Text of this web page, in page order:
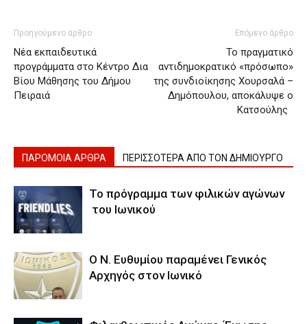
Προηγούμενο άρθρο
Νέα εκπαιδευτικά
προγράμματα στο Κέντρο Δια
Βίου Μάθησης του Δήμου
Πειραιά
Επόμενο άρθρο
Το πραγματικό
αντιδημοκρατικό «πρόσωπο»
της συνδιοίκησης Χουρσαλά –
Δημόπουλου, αποκάλυψε ο
Κατσούλης
ΠΑΡΟΜΟΙΑ ΑΡΘΡΑ ΠΕΡΙΣΣΟΤΕΡΑ ΑΠΟ ΤΟΝ ΔΗΜΙΟΥΡΓΟ
Το πρόγραμμα των φιλικών αγώνων
του Ιωνικού
Ο Ν. Ευθυμίου παραμένει Γενικός
Αρχηγός στον Ιωνικό